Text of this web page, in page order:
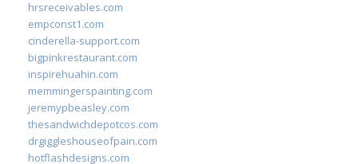
hrsreceivables.com
empconst1.com
cinderella-support.com
bigpinkrestaurant.com
inspirehuahin.com
memmingerspainting.com
jeremypbeasley.com
thesandwichdepotcos.com
drgiggleshouseofpain.com
hotflashdesigns.com